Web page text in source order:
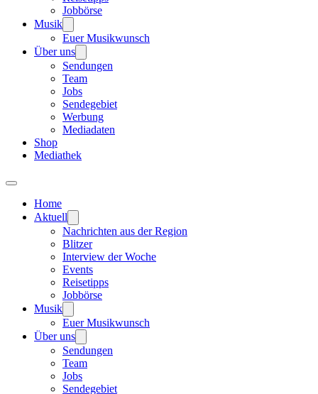
Jobbörse
Musik
Euer Musikwunsch
Über uns
Sendungen
Team
Jobs
Sendegebiet
Werbung
Mediadaten
Shop
Mediathek
Home
Aktuell
Nachrichten aus der Region
Blitzer
Interview der Woche
Events
Reisetipps
Jobbörse
Musik
Euer Musikwunsch
Über uns
Sendungen
Team
Jobs
Sendegebiet